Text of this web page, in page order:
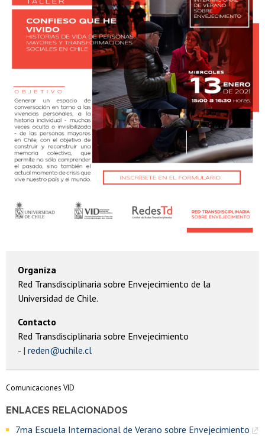
ENLACES RELACIONADOS
7ma Escuela Internacional de Verano sobre Envejecimiento
Organiza
Red Transdisciplinaria sobre Envejecimiento de la
Universidad de Chile.
Contacto
Red Transdisciplinaria sobre Envejecimiento
- reden@uchile.cl
Comunicaciones VID